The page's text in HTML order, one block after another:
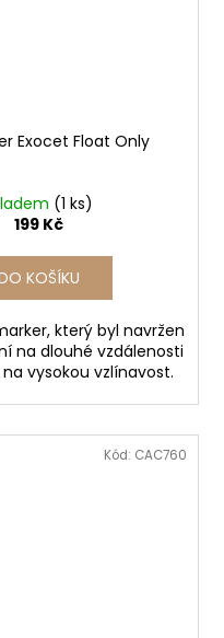
Exocet Float Only
(1 ks)
199 Kč
KOŠÍKU
který byl navržen
na dlouhé vzdálenosti
vysokou vzlínavost.
Kód: CAC760